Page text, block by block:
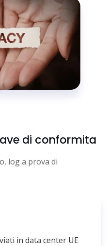
di conformita
log a prova di
in data center UE